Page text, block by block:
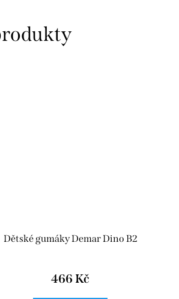
Dětské gumáky Demar Dino B2
466 Kč